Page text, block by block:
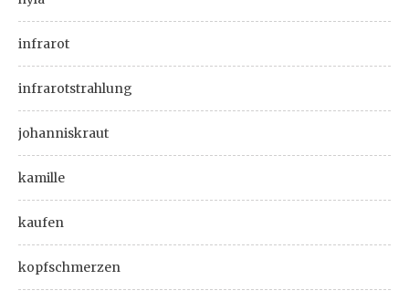
infrarot
infrarotstrahlung
johanniskraut
kamille
kaufen
kopfschmerzen